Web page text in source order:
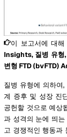
이 보고서에 대해
Insights, 질병 유형
변형 FTD (bvFTD)
질병 유형에 의하여
계 증후 및 성장 진
공헌할 것으로 예상
과 성격의 눈에 띄는
고 경쟁적인 행동과